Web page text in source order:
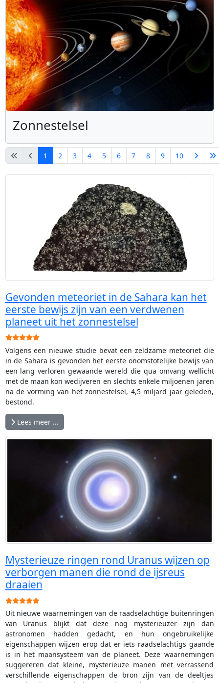
Zonnestelsel
Pagina 1 van 14
1 2 3 4 5 6 7 8 9 10
Gevonden meteoriet in de Sahara kan het
eerste bewijs zijn van een verdwenen
planeet uit het zonnestelsel
Gebruikerswaardering:
Volgens een nieuwe studie bevat een zeldzame meteoriet die
in de Sahara is gevonden het eerste onomstotelijke bewijs van
een lang verloren gewaande wereld die qua omvang wellicht
met de maan kon wedijveren en slechts enkele miljoenen jaren
na de vorming van het zonnestelsel, 4,5 miljard jaar geleden,
bestond.
Lees meer …
Mysterieuze ringen rond Uranus wijzen op
verborgen manen die rond de ijsreus
draaien
Gebruikerswaardering:
Uit nieuwe waarnemingen van de raadselachtige buitenringen
van Uranus blijkt dat deze nog mysterieuzer zijn dan
astronomen hadden gedacht, en hun ongebruikelijke
eigenschappen wijzen erop dat er iets raadselachtigs gaande
is in het maansysteem van de planeet. Deze waarnemingen
suggereren dat kleine, mysterieuze manen met verrassend
verschillende eigenschappen de bron zijn van de deeltjes